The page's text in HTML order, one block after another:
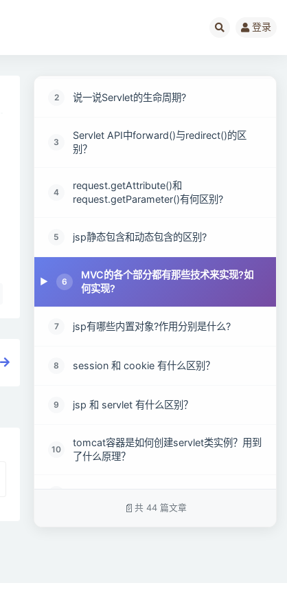
登录
2 说一说Servlet的生命周期?
3
Servlet API中forward()与redirect()的区
别？
4
request.getAttribute()和
request.getParameter()有何区别?
5 jsp静态包含和动态包含的区别?
6
MVC的各个部分都有那些技术来实现?如
何实现?
7 jsp有哪些内置对象?作用分别是什么?
8 session 和 cookie 有什么区别？
9 jsp 和 servlet 有什么区别？
10
tomcat容器是如何创建servlet类实例？用到
了什么原理？
共 44 篇文章